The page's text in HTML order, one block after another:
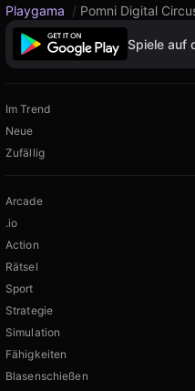
Playgama / Pomni Digital
Spiele auf
Im Trend
Neue
Zufällig
Arcade
.io
Action
Rätsel
Sport
Strategie
Simulation
Fähigkeiten
Blasenschießen